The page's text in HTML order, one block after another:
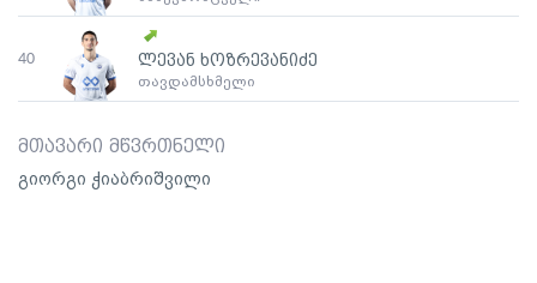
40 ლევან ხოზრევანიძე
თავდამსხმელი
მთავარი მწვრთნელი
გიორგი ჭიაბრიშვილი